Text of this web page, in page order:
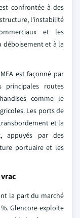
confrontée à des
l'instabilité
et les
déboisement et à la
est façonné par
principales routes
comme le
Les ports de
et la
appuyés par des
portuaire et les
la part du marché
Glencore exploite